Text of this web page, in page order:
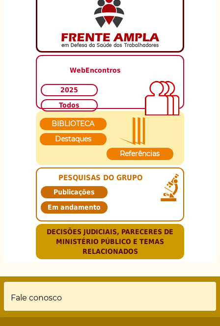
WebEncontros
2025
Todos
BIBLIOTECA
Destaques
Referências
PESQUISAS DO GRUPO
Publicações
Em andamento
DECISÕES JUDICIAIS, PARECERES DE
MINISTÉRIO PÚBLICO E TEMAS
RELACIONADOS
Rodapé
Fale conosco